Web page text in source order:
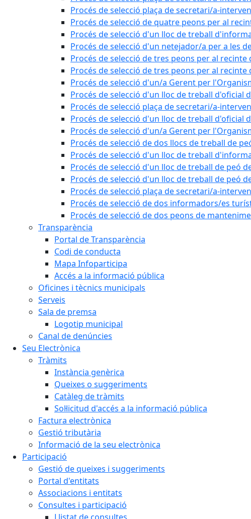
Procés de selecció plaça de secretari/a-
Procés de selecció de quatre peons per al
Procés de selecció d'un lloc de treball
Procés de selecció d'un netejador/a per a les
Procés de selecció de tres peons per al
Procés de selecció de tres peons per al recinte
Procés de selecció d'un/a Gerent per
Procés de selecció d'un lloc de treball d'oficial
Procés de selecció plaça de secretari/a-
Procés de selecció d'un lloc de treball d'oficial
Procés de selecció d'un/a Gerent per
Procés de selecció de dos llocs de treball de
Procés de selecció d'un lloc de treball
Procés de selecció d'un lloc de treball de peó
Procés de selecció d'un lloc de treball de peó
Procés de selecció plaça de secretari/a-
Procés de selecció de dos informadors/es
Procés de selecció de dos peons de
Transparència
Portal de Transparència
Codi de conducta
Mapa Infoparticipa
Accés a la informació pública
Oficines i tècnics municipals
Serveis
Sala de premsa
Logotip municipal
Canal de denúncies
Seu Electrònica
Tràmits
Instància genèrica
Queixes o suggeriments
Catàleg de tràmits
Sol·licitud d'accés a la informació pública
Factura electrònica
Gestió tributària
Informació de la seu electrònica
Participació
Gestió de queixes i suggeriments
Portal d'entitats
Associacions i entitats
Consultes i participació